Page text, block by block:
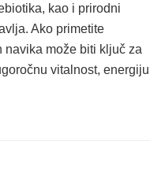
kao i prirodni
Ako primetite
navika može biti ključ za
vitalnost, energiju